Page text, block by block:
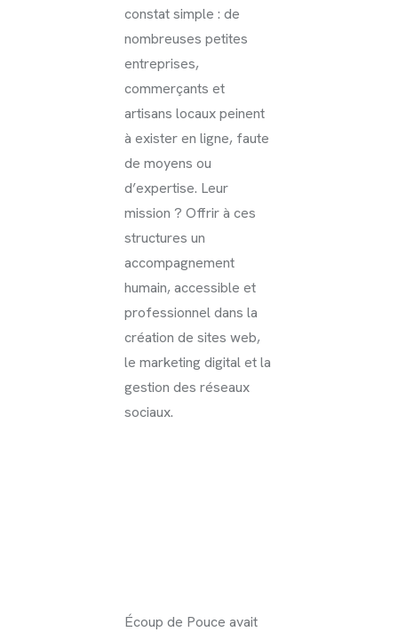
constat simple : de
nombreuses petites
entreprises,
commerçants et
artisans locaux peinent
à exister en ligne, faute
de moyens ou
d’expertise. Leur
mission ? Offrir à ces
structures un
accompagnement
humain, accessible et
professionnel dans la
création de sites web,
le marketing digital et la
gestion des réseaux
sociaux.
Écoup de Pouce avait